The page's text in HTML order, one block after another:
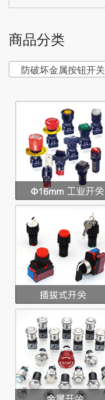
商品分类
防破坏金属按钮开关